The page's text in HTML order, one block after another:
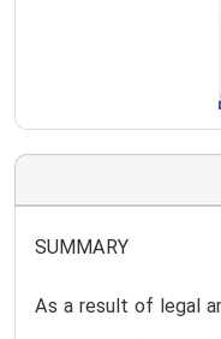
SUMMARY
As a result of legal